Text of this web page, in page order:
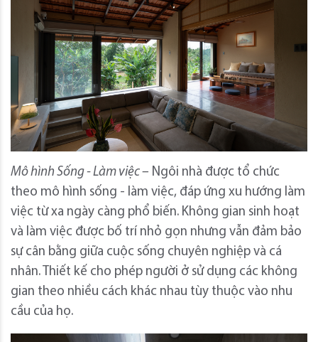
Mô hình Sống - Làm việc – Ngôi nhà được tổ chức
theo mô hình sống - làm việc, đáp ứng xu hướng làm
việc từ xa ngày càng phổ biến. Không gian sinh hoạt
và làm việc được bố trí nhỏ gọn nhưng vẫn đảm bảo
sự cân bằng giữa cuộc sống chuyên nghiệp và cá
nhân. Thiết kế cho phép người ở sử dụng các không
gian theo nhiều cách khác nhau tùy thuộc vào nhu
cầu của họ.